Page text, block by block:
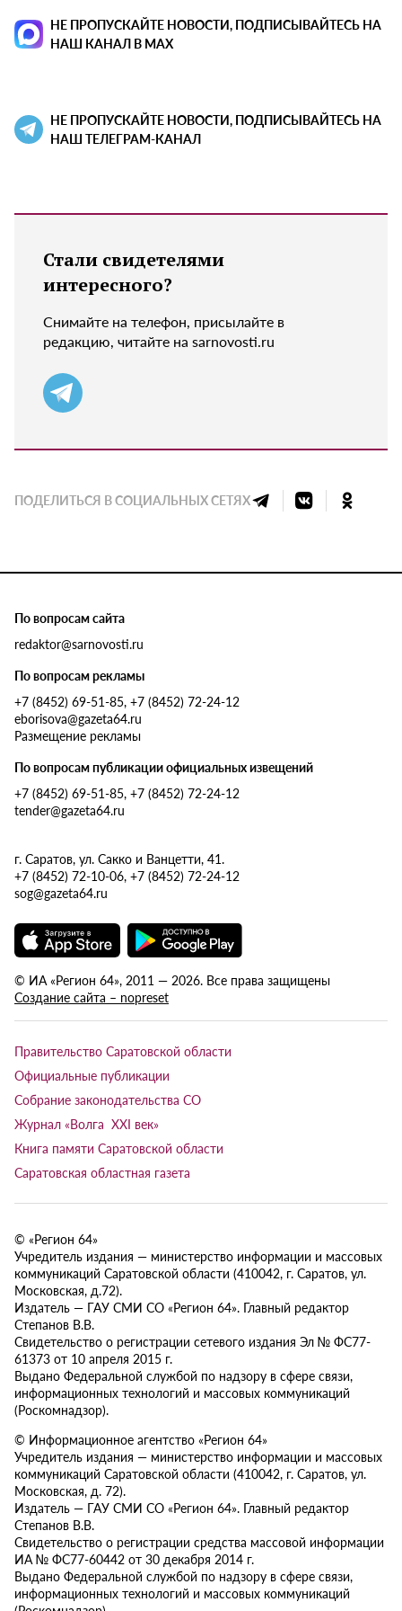
НЕ ПРОПУСКАЙТЕ НОВОСТИ, ПОДПИСЫВАЙТЕСЬ НА
НАШ КАНАЛ В MAX
НЕ ПРОПУСКАЙТЕ НОВОСТИ, ПОДПИСЫВАЙТЕСЬ НА
НАШ ТЕЛЕГРАМ-КАНАЛ
Стали свидетелями
интересного?
Снимайте на телефон, присылайте в
редакцию, читайте на sarnovosti.ru
ПОДЕЛИТЬСЯ В СОЦИАЛЬНЫХ СЕТЯХ
По вопросам сайта
redaktor@sarnovosti.ru
По вопросам рекламы
+7 (8452) 69-51-85, +7 (8452) 72-24-12
eborisova@gazeta64.ru
Размещение рекламы
По вопросам публикации официальных извещений
+7 (8452) 69-51-85, +7 (8452) 72-24-12
tender@gazeta64.ru
г. Саратов, ул. Сакко и Ванцетти, 41.
+7 (8452) 72-10-06, +7 (8452) 72-24-12
sog@gazeta64.ru
© ИА «Регион 64», 2011 — 2026. Все права защищены
Создание сайта – nopreset
Правительство Саратовской области
Официальные публикации
Собрание законодательства СО
Журнал «Волга XXI век»
Книга памяти Саратовской области
Саратовская областная газета
© «Регион 64»
Учредитель издания — министерство информации и массовых
коммуникаций Саратовской области (410042, г. Саратов, ул.
Московская, д.72).
Издатель — ГАУ СМИ СО «Регион 64». Главный редактор
Степанов В.В.
Свидетельство о регистрации сетевого издания Эл № ФС77-
61373 от 10 апреля 2015 г.
Выдано Федеральной службой по надзору в сфере связи,
информационных технологий и массовых коммуникаций
(Роскомнадзор).
© Информационное агентство «Регион 64»
Учредитель издания — министерство информации и массовых
коммуникаций Саратовской области (410042, г. Саратов, ул.
Московская, д. 72).
Издатель — ГАУ СМИ СО «Регион 64». Главный редактор
Степанов В.В.
Свидетельство о регистрации средства массовой информации
ИА № ФС77-60442 от 30 декабря 2014 г.
Выдано Федеральной службой по надзору в сфере связи,
информационных технологий и массовых коммуникаций